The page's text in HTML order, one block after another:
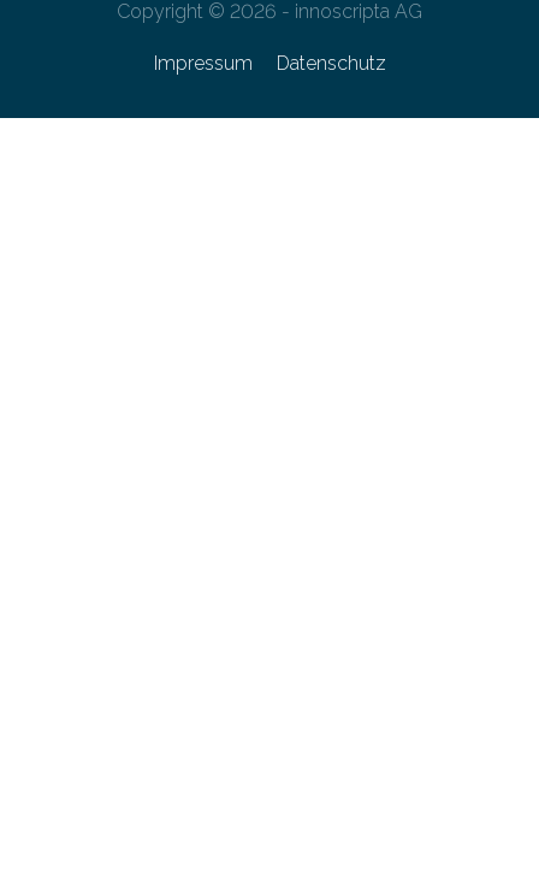
Copyright © 2026 - innoscripta AG
Impressum Datenschutz